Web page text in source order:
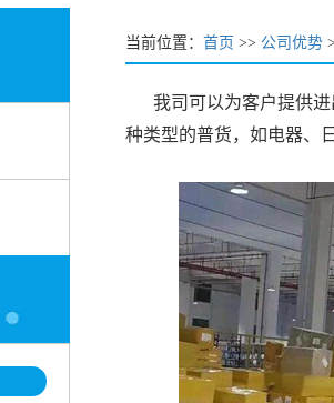
当前位置：首页 >> 公司优势
我司可以为客户提供进
种类型的普货，如电器、